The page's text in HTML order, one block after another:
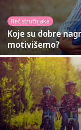
Reč stručnjaka
Koje su dobre
motivišemo?